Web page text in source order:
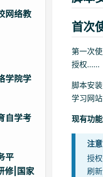
网络教
学院学
自学考
平
修|国家
首次
第一次
授权……
脚本安
学习网
现有功
注意
授
刷